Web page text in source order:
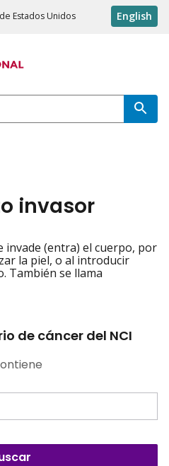
Estados Unidos English
invasor
invade (entra) el cuerpo, por
la piel, o al introducir
También se llama
de cáncer del NCI